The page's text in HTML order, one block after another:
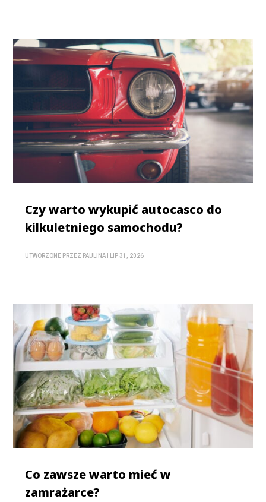
Czy warto wykupić autocasco do
kilkuletniego samochodu?
UTWORZONE PRZEZ PAULINA LIP 31, 2026
Co zawsze warto mieć w
zamrażarce?